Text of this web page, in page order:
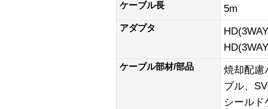
ケーブル長 5m
アダプタ
ケーブル部材/部品
焼却配慮
ブル、
シール